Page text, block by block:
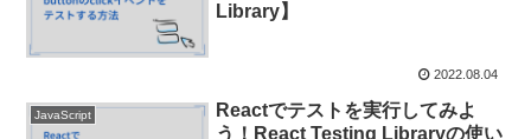
Library】
2022.08.04
JavaScript
Reactでテストを実行してみよ
う！React Testing Libraryの使い